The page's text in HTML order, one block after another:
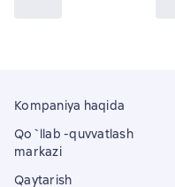
Kompaniya haqida
Qo`llab -quvvatlash
markazi
Qaytarish